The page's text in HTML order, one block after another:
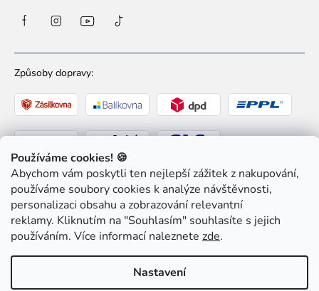
Používáme cookies! 🍪
Abychom vám poskytli ten nejlepší zážitek z nakupování,
používáme soubory cookies k analýze návštěvnosti,
personalizaci obsahu a zobrazování relevantní
reklamy. Kliknutím na "Souhlasím" souhlasíte s jejich
používáním. Více informací naleznete zde.
Nastavení
Způsoby dopravy:
Způsoby platby:
Ziaja pro Tebe